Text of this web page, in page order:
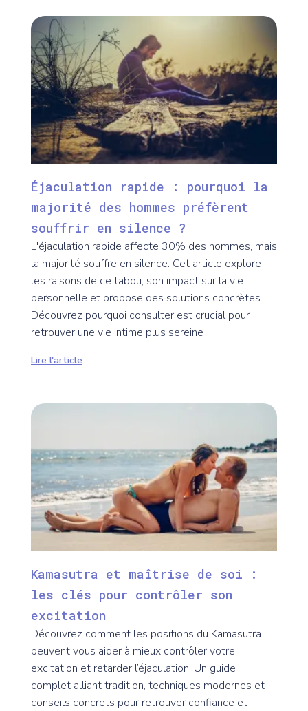
Éjaculation rapide : pourquoi la
majorité des hommes préfèrent
souffrir en silence ?
L'éjaculation rapide affecte 30% des hommes, mais
la majorité souffre en silence. Cet article explore
les raisons de ce tabou, son impact sur la vie
personnelle et propose des solutions concrètes.
Découvrez pourquoi consulter est crucial pour
retrouver une vie intime plus sereine
Lire l'article
Kamasutra et maîtrise de soi :
les clés pour contrôler son
excitation
Découvrez comment les positions du Kamasutra
peuvent vous aider à mieux contrôler votre
excitation et retarder l’éjaculation. Un guide
complet alliant tradition, techniques modernes et
conseils concrets pour retrouver confiance et